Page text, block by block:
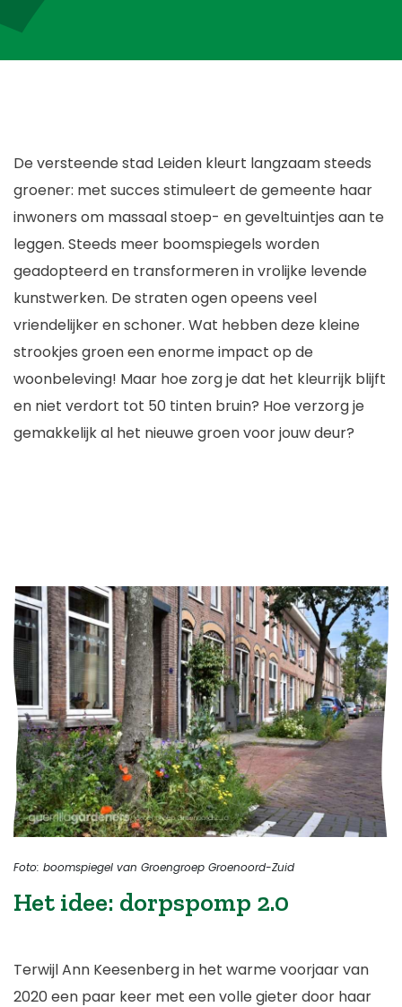
De versteende stad Leiden kleurt langzaam steeds
groener: met succes stimuleert de gemeente haar
inwoners om massaal stoep- en geveltuintjes aan te
leggen. Steeds meer boomspiegels worden
geadopteerd en transformeren in vrolijke levende
kunstwerken. De straten ogen opeens veel
vriendelijker en schoner. Wat hebben deze kleine
strookjes groen een enorme impact op de
woonbeleving! Maar hoe zorg je dat het kleurrijk blijft
en niet verdort tot 50 tinten bruin? Hoe verzorg je
gemakkelijk al het nieuwe groen voor jouw deur?
Het idee: dorpspomp 2.0
Terwijl Ann Keesenberg in het warme voorjaar van
2020 een paar keer met een volle gieter door haar
Foto: boomspiegel van Groengroep Groenoord-Zuid